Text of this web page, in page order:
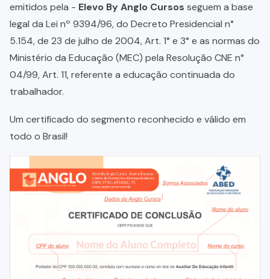
emitidos pela - Elevo By Anglo Cursos seguem a base
legal da Lei nº 9394/96, do Decreto Presidencial n°
5.154, de 23 de julho de 2004, Art. 1° e 3° e as normas do
Ministério da Educação (MEC) pela Resolução CNE n°
04/99, Art. 11, referente a educação continuada do
trabalhador.
Um certificado do segmento reconhecido e válido em
todo o Brasil!